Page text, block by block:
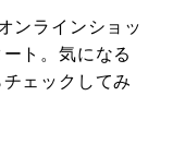
ンラインショッ
ト。気になる
ェックしてみ